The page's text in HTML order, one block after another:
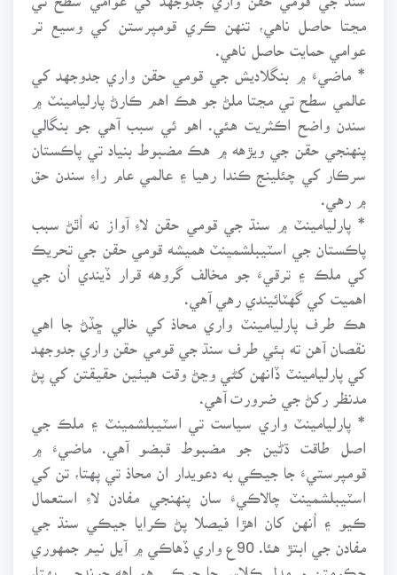
مڃتا حاصل ناهي، تنهن ڪري قومپرستن کي وسيع تر
عوامي حمايت حاصل ناهي.
* ماضيءَ ۾ بنگلاديش جي قومي حقن واري جدوجهد کي
عالمي سطح تي مڃتا ملڻ جو هڪ اهم ڪارڻ پارليامينٽ ۾
سندن واضح اڪثريت هئي. اهو ئي سبب آهي جو بنگالي
پنهنجي حقن جي ويڙهه ۾ هڪ مضبوط بنياد تي پاڪستان
سرڪار کي چئلينج ڪندا رهيا ۽ عالمي عام راءِ سندن حق
* پارليامينٽ ۾ سنڌ جي قومي حقن لاءِ آواز نه اُٿڻ سبب
پاڪستان جي اسٽيبلشمينٽ هميشه قومي حقن جي تحريڪ
کي ملڪ ۽ ترقيءَ جو مخالف گروهه قرار ڏيندي اُن جي
اهميت کي گهٽائيندي رهي آهي.
هڪ طرف پارليامينٽ واري محاذ کي خالي ڇڏڻ جا اهي
نقصان آهن ته ٻئي طرف سنڌ جي قومي حقن واري جدوجهد
کي پارليامينٽ ڏانهن کڻي وڃڻ وقت هيٺين حقيقتن کي پڻ
مدنظر رکڻ جي ضرورت آهي.
* پارليامينٽ واري سياست تي اسٽيبلشمينٽ ۽ ملڪ جي
اصل طاقت ڌڻين جو مضبوط قبضو آهي. ماضيءَ ۾
قومپرستيءَ جا جيڪي به دعويدار ان محاذ تي پهتا، تن کي
اسٽيبلشمينٽ چالاڪيءَ سان پنهنجي مفادن لاءِ استعمال
ڪيو ۽ اُنهن کان اهڙا فيصلا پڻ ڪرايا جيڪي سنڌ جي
مفادن جي ابتڙ هئا. 90ع واري ڏهاڪي ۾ آيل نيم جمهوري
حڪومتن ۾ مڊل ڪلاس جا جيڪي همراهه چونڊجي پهتا،